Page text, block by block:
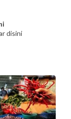
disini